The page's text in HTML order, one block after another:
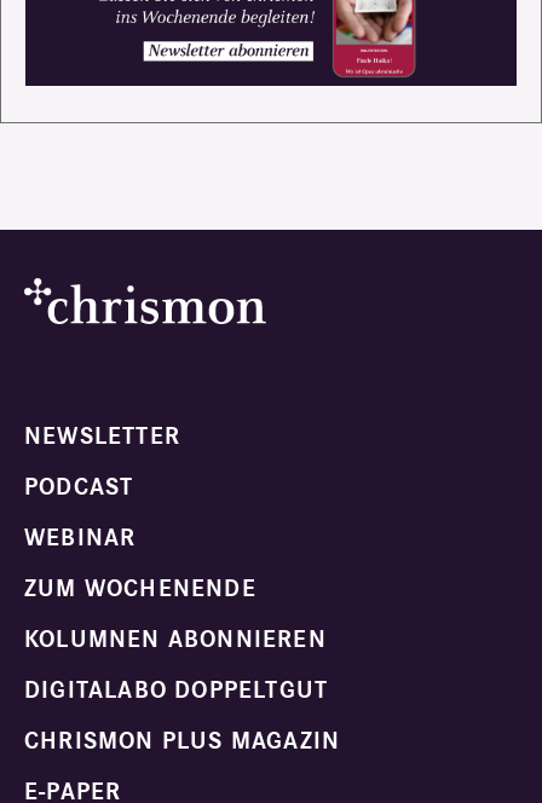
NEWSLETTER
PODCAST
WEBINAR
ZUM WOCHENENDE
KOLUMNEN ABONNIEREN
DIGITALABO DOPPELTGUT
CHRISMON PLUS MAGAZIN
E-PAPER